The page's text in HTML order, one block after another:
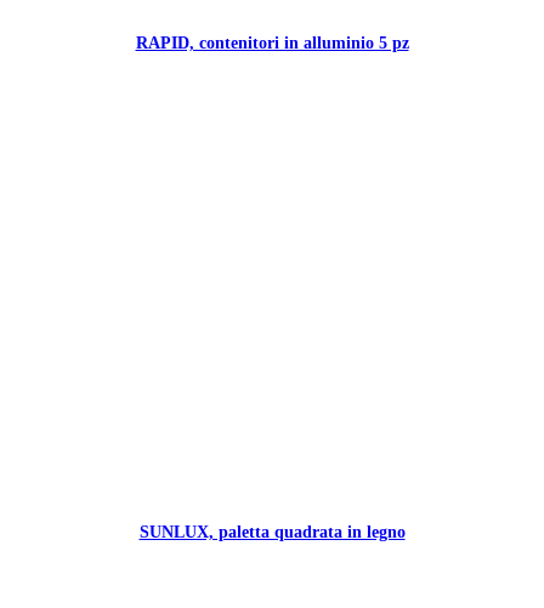
RAPID, contenitori in alluminio 5 pz
SUNLUX, paletta quadrata in legno